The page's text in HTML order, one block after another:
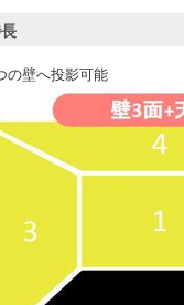
の壁へ投影可能